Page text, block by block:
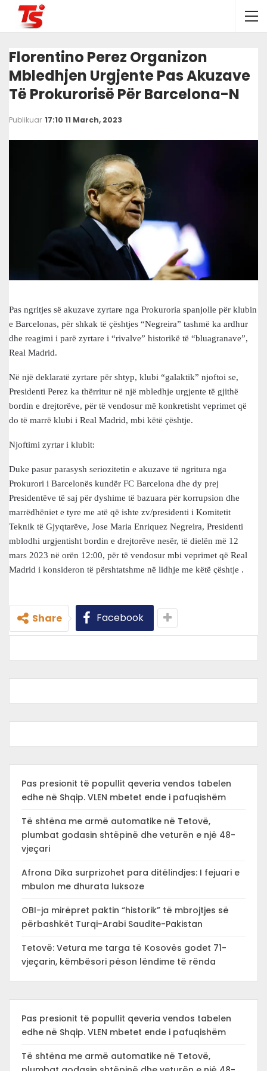
Florentino Perez Organizon
Mbledhjen Urgjente Pas Akuzave
Të Prokurorisë Për Barcelona-N
Publikuar 17:10 11 March, 2023
Pas ngritjes së akuzave zyrtare nga Prokuroria spanjolle për klubin
e Barcelonas, për shkak të çështjes “Negreira” tashmë ka ardhur
dhe reagimi i parë zyrtare i “rivalve” historikë të “bluagranave”,
Real Madrid.
Në një deklaratë zyrtare për shtyp, klubi “galaktik” njoftoi se,
Presidenti Perez ka thërritur në një mbledhje urgjente të gjithë
bordin e drejtorëve, për të vendosur më konkretisht veprimet që
do të marrë klubi i Real Madrid, mbi këtë çështje.
Njoftimi zyrtar i klubit:
Duke pasur parasysh seriozitetin e akuzave të ngritura nga
Prokurori i Barcelonës kundër FC Barcelona dhe dy prej
Presidentëve të saj për dyshime të bazuara për korrupsion dhe
marrëdhëniet e tyre me atë që ishte zv/presidenti i Komitetit
Teknik të Gjyqtarëve, Jose Maria Enriquez Negreira, Presidenti
mblodhi urgjentisht bordin e drejtorëve nesër, të dielën më 12
mars 2023 në orën 12:00, për të vendosur mbi veprimet që Real
Madrid i konsideron të përshtatshme në lidhje me këtë çështje .
Share Facebook
Pas presionit të popullit qeveria vendos tabelen
edhe në Shqip. VLEN mbetet ende i pafuqishëm
Të shtëna me armë automatike në Tetovë,
plumbat godasin shtëpinë dhe veturën e një 48-
vjeçari
Afrona Dika surprizohet para ditëlindjes: I fejuari e
mbulon me dhurata luksoze
OBI-ja mirëpret paktin “historik” të mbrojtjes së
përbashkët Turqi-Arabi Saudite-Pakistan
Tetovë: Vetura me targa të Kosovës godet 71-
vjeçarin, këmbësori pëson lëndime të rënda
Pas presionit të popullit qeveria vendos tabelen
edhe në Shqip. VLEN mbetet ende i pafuqishëm
Të shtëna me armë automatike në Tetovë,